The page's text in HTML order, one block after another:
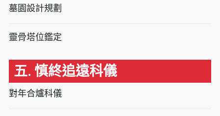
墓園設計規劃
靈骨塔位鑑定
五. 慎終追遠科儀
對年合爐科儀